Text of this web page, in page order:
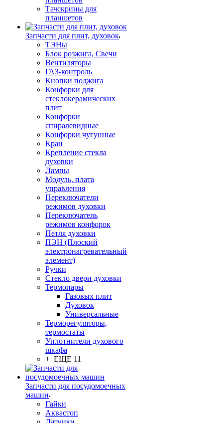
Тачскрины для
планшетов
Запчасти для плит, духовок
ТЭНы
Блок розжига, Свечи
Вентиляторы
ГАЗ-контроль
Кнопки поджига
Конфорки для
стеклокерамических
плит
Конфорки
спиралевидные
Конфорки чугунные
Кран
Крепление стекла
духовки
Лампы
Модуль, плата
управления
Переключатели
режимов духовки
Переключатель
режимов конфорок
Петля духовки
ПЭН (Плоский
электронагревательный
элемент)
Ручки
Стекло двери духовки
Термопары
Газовых плит
Духовок
Универсальные
Терморегуляторы,
термостаты
Уплотнители духового
шкафа
+ ЕЩЕ 11
Запчасти для посудомоечных
машин
Гайки
Аквастоп